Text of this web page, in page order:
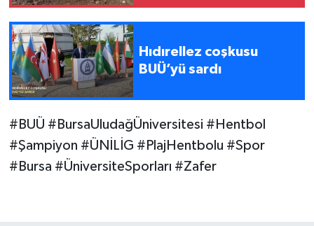
Hıdırellez coşkusu
BUÜ’yü sardı
#BUÜ #BursaUludağÜniversitesi #Hentbol
#Şampiyon #ÜNİLİG #PlajHentbolu #Spor
#Bursa #ÜniversiteSporları #Zafer